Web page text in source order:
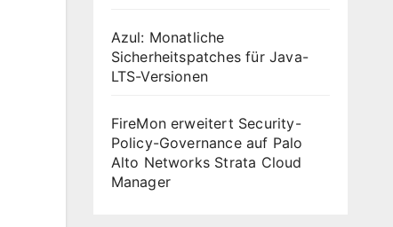
Azul: Monatliche
Sicherheitspatches für Java-
LTS-Versionen
FireMon erweitert Security-
Policy-Governance auf Palo
Alto Networks Strata Cloud
Manager